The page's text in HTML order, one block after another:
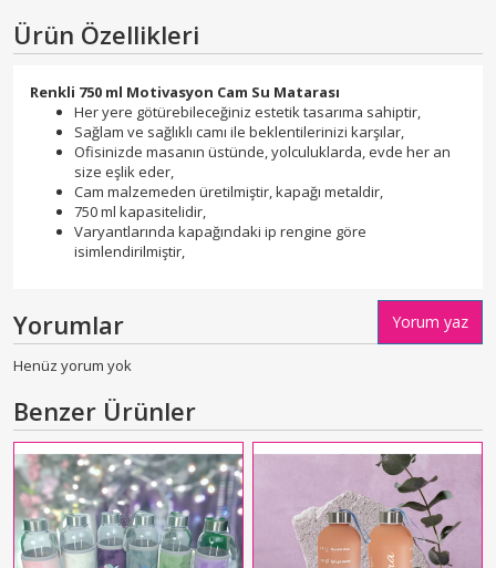
Ürün Özellikleri
Renkli 750 ml Motivasyon Cam Su Matarası
Her yere götürebileceğiniz estetik tasarıma sahiptir,
Sağlam ve sağlıklı camı ile beklentilerinizi karşılar,
Ofisinizde masanın üstünde, yolculuklarda, evde her an
size eşlik eder,
Cam malzemeden üretilmiştir, kapağı metaldir,
750 ml kapasitelidir,
Varyantlarında kapağındaki ip rengine göre
isimlendirilmiştir,
Yorumlar Yorum yaz
Henüz yorum yok
Benzer Ürünler